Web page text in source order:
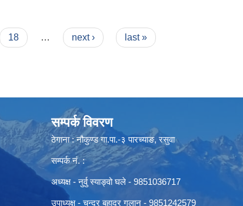
18 … next › last »
सम्पर्क विवरण
ठेगाना : नौकुण्ड गा.पा.-३ पारच्याङ, रसुवा
सम्पर्क नं. :
अध्यक्ष - नुर्वु स्याङ्वो घले - 9851036717
उपाध्यक्ष - चन्द्र बहादुर गलान - 9851242579